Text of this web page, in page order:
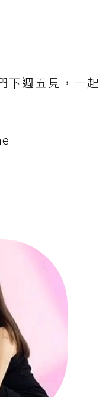
下週五見，一起